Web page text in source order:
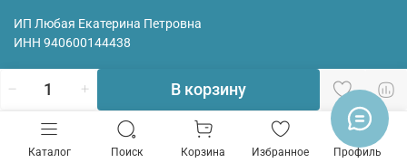
В корзину
ИП Любая Екатерина Петровна
ИНН 940600144438
Каталог Поиск Корзина Избранное Профиль